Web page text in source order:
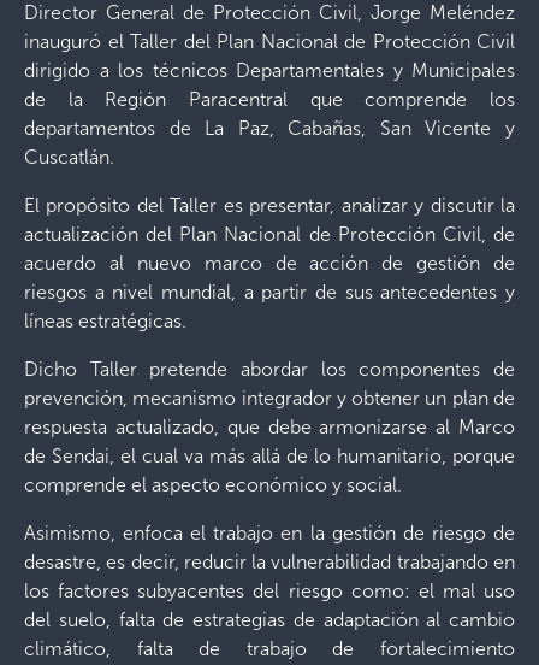
Director General de Protección Civil, Jorge Meléndez
inauguró el Taller del Plan Nacional de Protección Civil
dirigido a los técnicos Departamentales y Municipales
de la Región Paracentral que comprende los
departamentos de La Paz, Cabañas, San Vicente y
Cuscatlán.
El propósito del Taller es presentar, analizar y discutir la
actualización del Plan Nacional de Protección Civil, de
acuerdo al nuevo marco de acción de gestión de
riesgos a nivel mundial, a partir de sus antecedentes y
líneas estratégicas.
Dicho Taller pretende abordar los componentes de
prevención, mecanismo integrador y obtener un plan de
respuesta actualizado, que debe armonizarse al Marco
de Sendai, el cual va más allá de lo humanitario, porque
comprende el aspecto económico y social.
Asimismo, enfoca el trabajo en la gestión de riesgo de
desastre, es decir, reducir la vulnerabilidad trabajando en
los factores subyacentes del riesgo como: el mal uso
del suelo, falta de estrategias de adaptación al cambio
climático, falta de trabajo de fortalecimiento